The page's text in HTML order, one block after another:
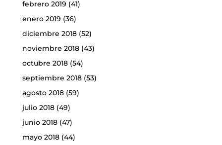
febrero 2019 (41)
enero 2019 (36)
diciembre 2018(52)
noviembre 2018(43)
octubre 2018(54)
septiembre 2018(53)
agosto 2018(59)
julio 2018(49)
junio 2018(47)
mayo 2018(44)